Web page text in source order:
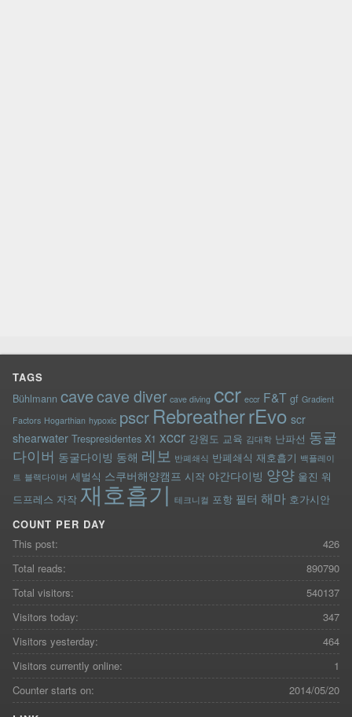
TAGS
Bühlmann cavecave diver cave diving ccr eccr F&T gf Gradient
Factors Hogarthian hypoxic pscr RebreatherrEvo scr
shearwater Trespresidentes X1 xccr 강원도 교육 김대학 난파선 동굴
다이버 동굴다이빙 동해 레보 반폐쇄식 반폐쇄식 재호흡기 백플레이
트 블랙다이버 세벌식 스쿠버해양캠프 시작 야간다이빙 양양 울진 워
드프레스 자작 재호흡기 테크니컬 포항 필터 해마 호가시안
COUNT PER DAY
426
This post:
890790
Total reads:
540137
Total visitors:
347
Visitors today:
464
Visitors yesterday:
1
Visitors currently online:
2014/05/20
Counter starts on: